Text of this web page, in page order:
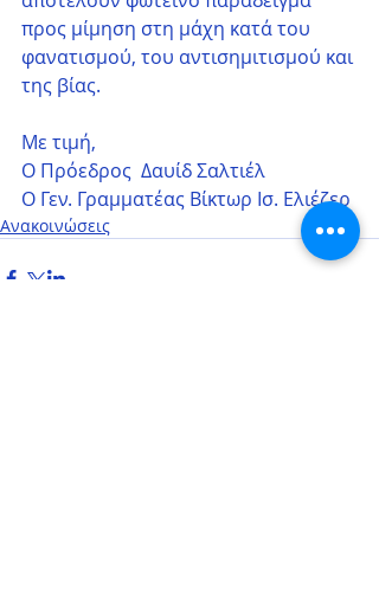
προς μίμηση στη μάχη κατά του
φανατισμού, του αντισημιτισμού και
της βίας.
Με τιμή,
Ο Πρόεδρος  Δαυίδ Σαλτιέλ
Ο Γεν. Γραμματέας Βίκτωρ Ισ. Ελιέζερ
Ανακοινώσεις